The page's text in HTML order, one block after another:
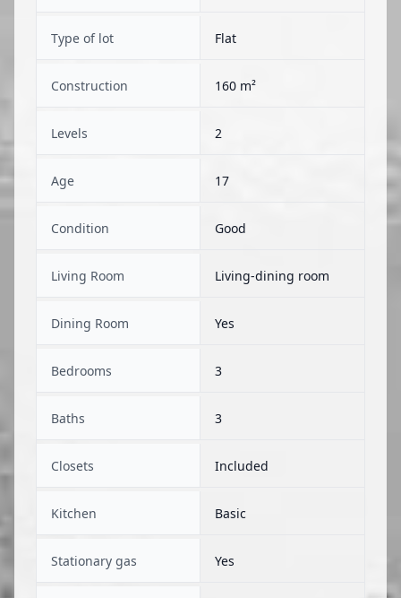
Type of lot Flat
Construction 160 m²
Levels 2
Age 17
Condition Good
Living Room Living-dining room
Dining Room Yes
Bedrooms 3
Baths 3
Closets Included
Kitchen Basic
Stationary gas Yes